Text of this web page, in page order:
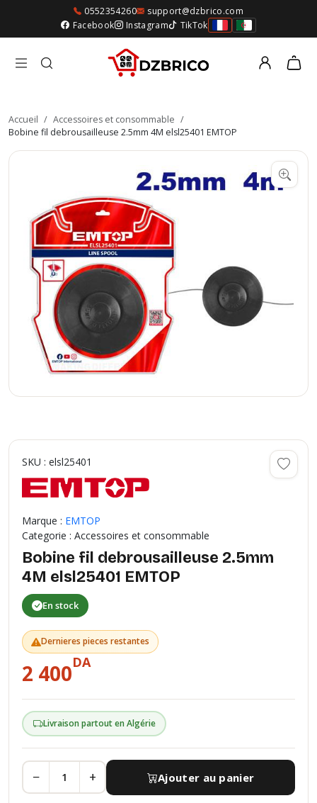
0552354260
support@dzbrico.com
Facebook
Instagram TikTok
Accueil / Accessoires et consommable /
Bobine fil debrousailleuse 2.5mm 4M elsl25401 EMTOP
SKU : elsl25401
Marque : EMTOP
Categorie : Accessoires et consommable
Bobine fil debrousailleuse 2.5mm
4M elsl25401 EMTOP
En stock
Dernieres pieces restantes
2 400DA
Livraison partout en Algérie
− + Ajouter au panier